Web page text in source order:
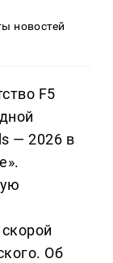
новостей
F5
— 2026 в
Об